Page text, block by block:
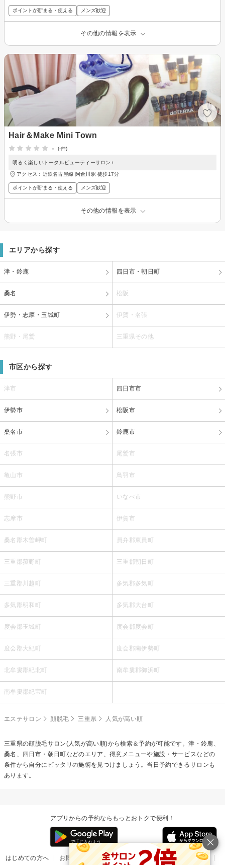
ポイントが貯まる・使える メンズ歓迎
その他の情報を表示
Hair＆Make Mini Town
-
(-件)
明るく楽しいトータルビューティーサロン♪
アクセス：近鉄名古屋線 阿倉川駅 徒歩17分
ポイントが貯まる・使える メンズ歓迎
その他の情報を表示
エリアから探す
津・鈴鹿 四日市・朝日町
桑名 松阪
伊勢・志摩・玉城町 伊賀・名張
熊野・尾鷲 三重県その他
市区から探す
津市 四日市市
伊勢市 松阪市
桑名市 鈴鹿市
名張市 尾鷲市
亀山市 鳥羽市
熊野市 いなべ市
志摩市 伊賀市
桑名郡木曽岬町 員弁郡東員町
三重郡菰野町 三重郡朝日町
三重郡川越町 多気郡多気町
多気郡明和町 多気郡大台町
度会郡玉城町 度会郡度会町
度会郡大紀町 度会郡南伊勢町
北牟婁郡紀北町 南牟婁郡御浜町
南牟婁郡紀宝町
エステサロン 顔脱毛 三重県 人気が高い順
三重県の顔脱毛サロン(人気が高い順)から検索＆予約が可能です。津・鈴鹿、
桑名、四日市・朝日町などのエリア、得意メニューや施設・サービスなどの
条件から自分にピッタリの施術を見つけましょう。当日予約できるサロンも
あります。
アプリからの予約ならもっとおトクで便利！
はじめての方へ お問い合わせ ヘルプ リリース情報
利用規約